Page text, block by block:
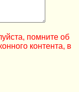
помните об
контента, в